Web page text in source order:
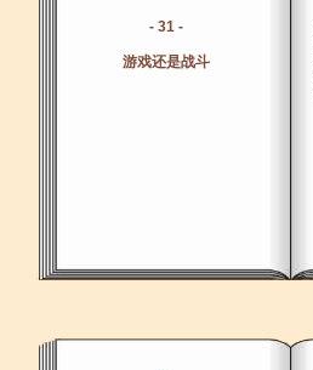
- 31 -
游戏还是战斗